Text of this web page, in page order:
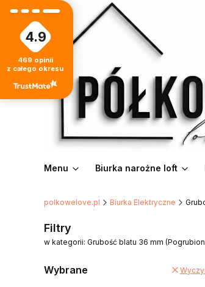
Menu Biurka narożne loft
polkowelove.pl Biurka Elektryczne
Filtry
w kategorii: Grubość blatu 36 mm
Wybrane
4.9
469 opinii
z całego okresu